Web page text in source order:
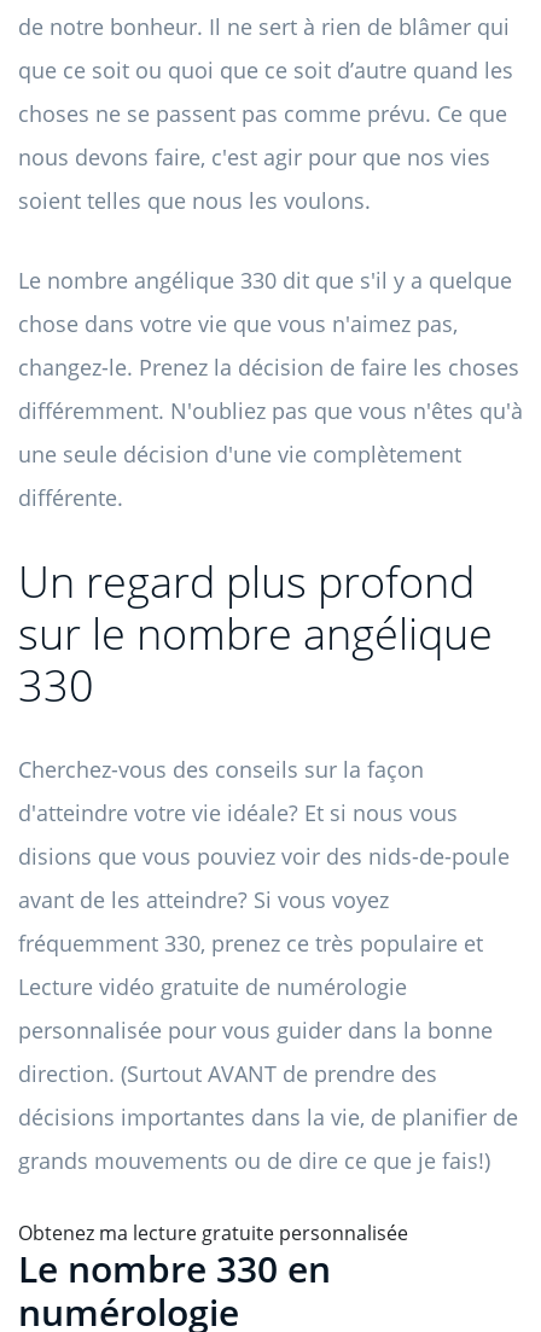
de notre bonheur. Il ne sert à rien de blâmer qui
que ce soit ou quoi que ce soit d’autre quand les
choses ne se passent pas comme prévu. Ce que
nous devons faire, c'est agir pour que nos vies
soient telles que nous les voulons.
Le nombre angélique 330 dit que s'il y a quelque
chose dans votre vie que vous n'aimez pas,
changez-le. Prenez la décision de faire les choses
différemment. N'oubliez pas que vous n'êtes qu'à
une seule décision d'une vie complètement
différente.
Un regard plus profond
sur le nombre angélique
330
Cherchez-vous des conseils sur la façon
d'atteindre votre vie idéale? Et si nous vous
disions que vous pouviez voir des nids-de-poule
avant de les atteindre? Si vous voyez
fréquemment 330, prenez ce très populaire et
Lecture vidéo gratuite de numérologie
personnalisée pour vous guider dans la bonne
direction. (Surtout AVANT de prendre des
décisions importantes dans la vie, de planifier de
grands mouvements ou de dire ce que je fais!)
Obtenez ma lecture gratuite personnalisée
Le nombre 330 en
numérologie